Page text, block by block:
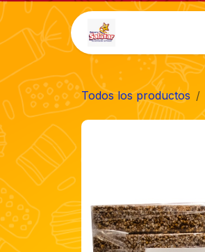
Ir al contenido
Todos los productos